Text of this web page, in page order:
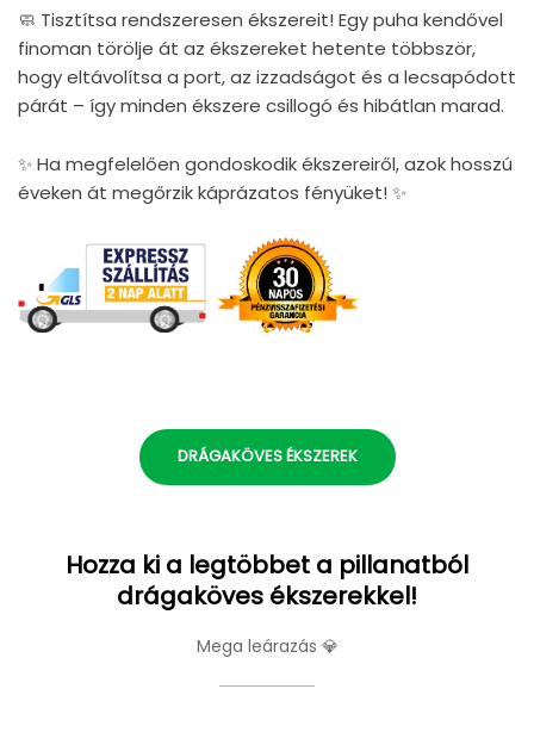
🧼 Tisztítsa rendszeresen ékszereit! Egy puha kendővel
finoman törölje át az ékszereket hetente többször,
hogy eltávolítsa a port, az izzadságot és a lecsapódott
párát – így minden ékszere csillogó és hibátlan marad.
✨ Ha megfelelően gondoskodik ékszereiről, azok hosszú
éveken át megőrzik káprázatos fényüket! ✨
DRÁGAKÖVES ÉKSZEREK
Hozza ki a legtöbbet a pillanatból
drágaköves ékszerekkel!
Mega leárazás 💎